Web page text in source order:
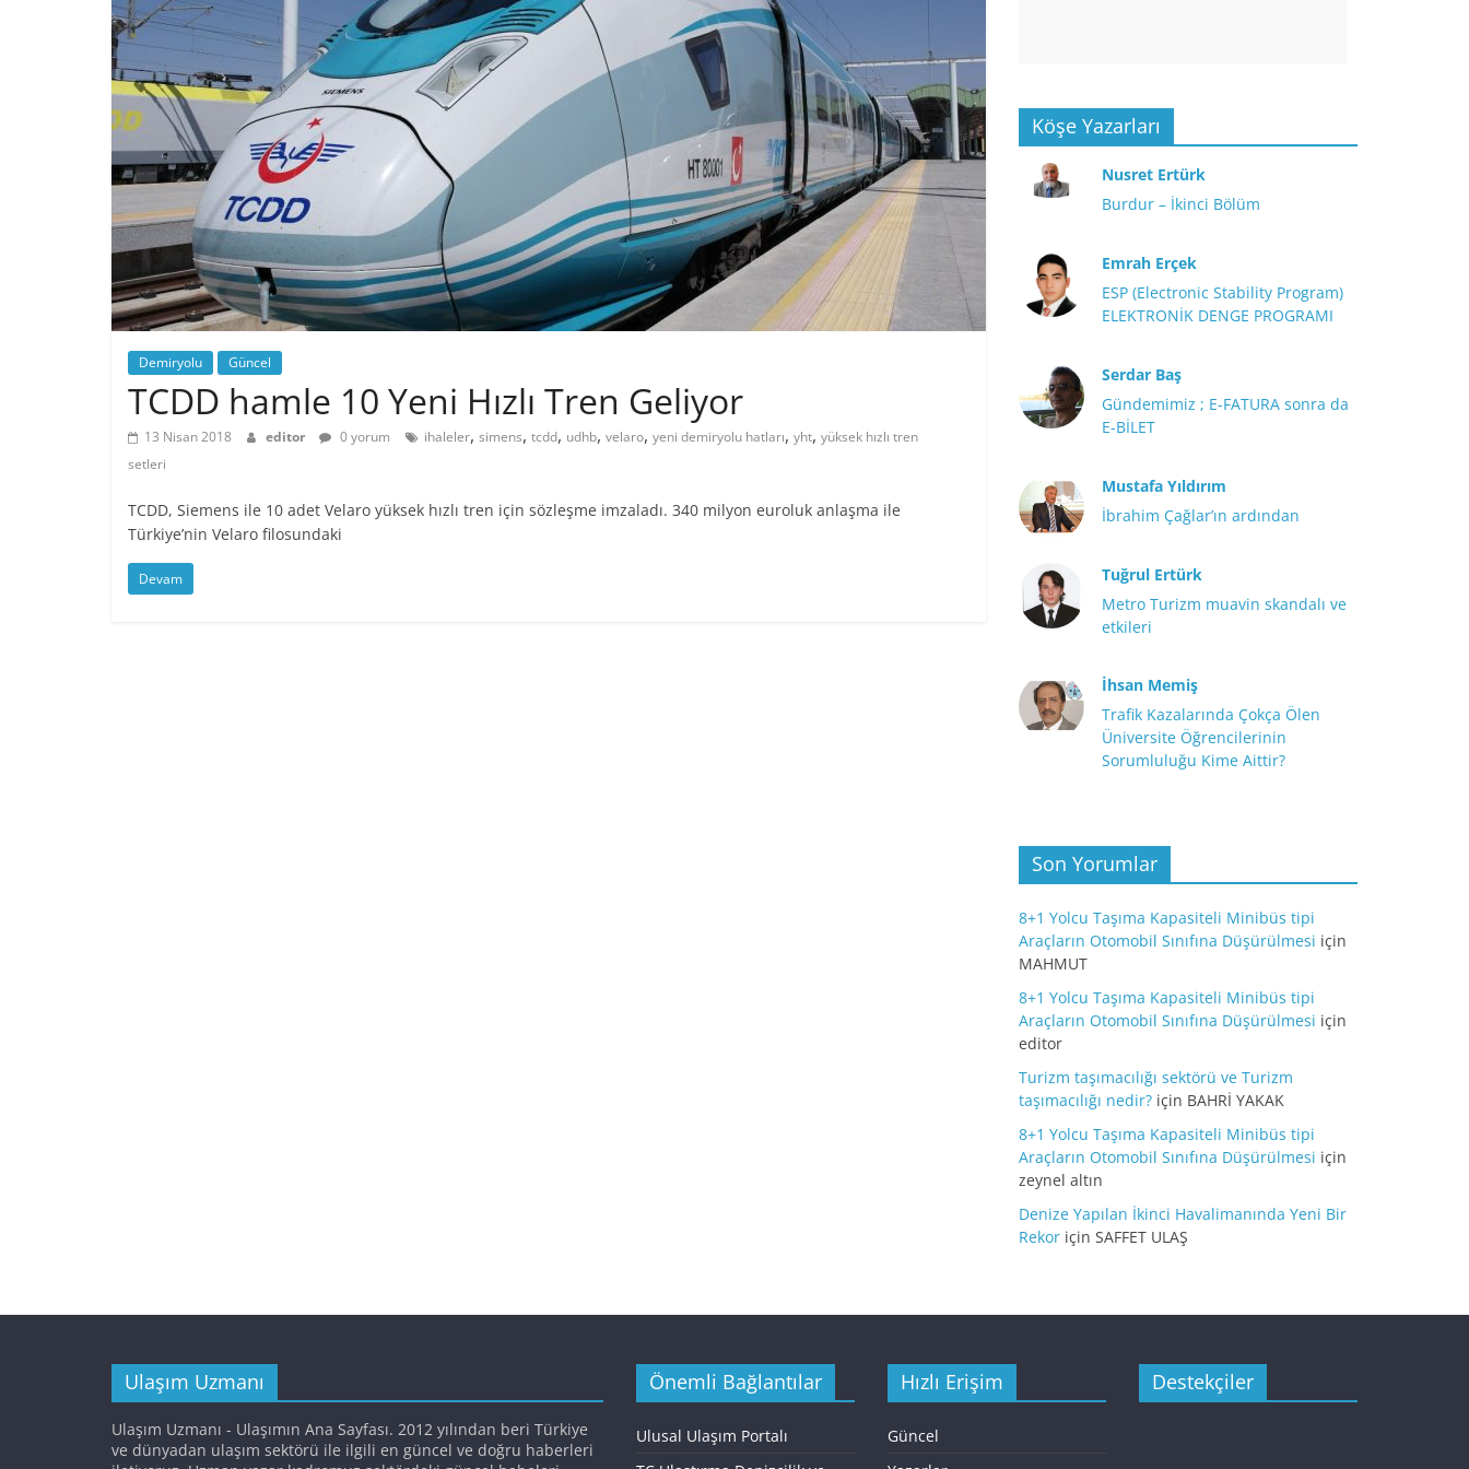
Demiryolu Güncel
TCDD hamle 10 Yeni Hızlı Tren Geliyor
13 Nisan 2018 editor 0 yorum ihaleler, simens, tcdd, udhb, velaro, yeni demiryolu hatları, yht, yüksek hızlı tren
setleri
TCDD, Siemens ile 10 adet Velaro yüksek hızlı tren için sözleşme imzaladı. 340 milyon euroluk anlaşma ile
Türkiye’nin Velaro filosundaki
Devam
Köşe Yazarları
Nusret Ertürk
Burdur – İkinci Bölüm
Emrah Erçek
ESP (Electronic Stability Program)
ELEKTRONİK DENGE PROGRAMI
Serdar Baş
Gündemimiz ; E-FATURA sonra da
E-BİLET
Mustafa Yıldırım
İbrahim Çağlar’ın ardından
Tuğrul Ertürk
Metro Turizm muavin skandalı ve
etkileri
İhsan Memiş
Trafik Kazalarında Çokça Ölen
Üniversite Öğrencilerinin
Sorumluluğu Kime Aittir?
Son Yorumlar
8+1 Yolcu Taşıma Kapasiteli Minibüs tipi
Araçların Otomobil Sınıfına Düşürülmesi için
MAHMUT
8+1 Yolcu Taşıma Kapasiteli Minibüs tipi
Araçların Otomobil Sınıfına Düşürülmesi için
editor
Turizm taşımacılığı sektörü ve Turizm
taşımacılığı nedir? için BAHRİ YAKAK
8+1 Yolcu Taşıma Kapasiteli Minibüs tipi
Araçların Otomobil Sınıfına Düşürülmesi için
zeynel altın
Denize Yapılan İkinci Havalimanında Yeni Bir
Rekor için SAFFET ULAŞ
Ulaşım Uzmanı
Ulaşım Uzmanı - Ulaşımın Ana Sayfası. 2012 yılından beri Türkiye
ve dünyadan ulaşım sektörü ile ilgili en güncel ve doğru haberleri
Önemli Bağlantılar
Ulusal Ulaşım Portalı
Hızlı Erişim
Güncel
Destekçiler